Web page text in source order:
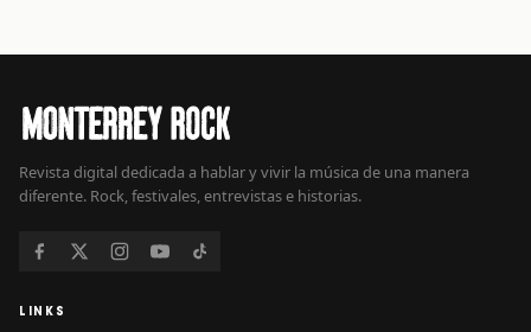
Revista digital dedicada a hablar y vivir la música de una manera
diferente. Rock, festivales, entrevistas e historias.
LINKS